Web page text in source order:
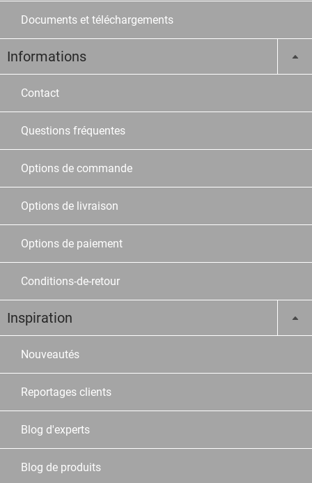
Documents et téléchargements
Informations
Contact
Questions fréquentes
Options de commande
Options de livraison
Options de paiement
Conditions-de-retour
Inspiration
Nouveautés
Reportages clients
Blog d'experts
Blog de produits